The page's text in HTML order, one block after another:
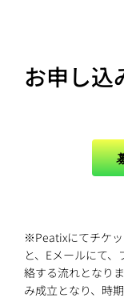
お申し込
※Peatixにてチケ
と、Eメールにて
絡する流れとなり
み成立となり、時